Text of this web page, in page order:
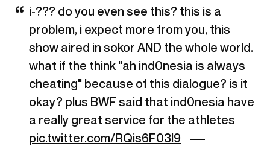
i-??? do you even see this? this is a
problem, i expect more from you, this
show aired in sokor AND the whole world.
what if the think "ah ind0nesia is always
cheating" because of this dialogue? is it
okay? plus BWF said that ind0nesia have
a really great service for the athletes
pic.twitter.com/RQis6F03l9